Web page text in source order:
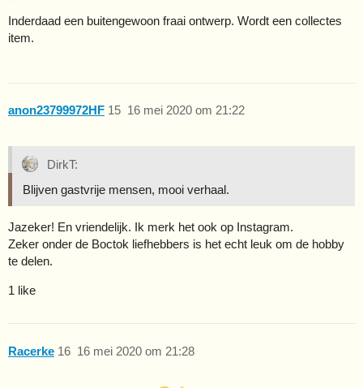
Inderdaad een buitengewoon fraai ontwerp. Wordt een collectes
item.
anon23799972HF 16 mei 2020 om 21:22
15
DirkT:
Blijven gastvrije mensen, mooi verhaal.
Jazeker! En vriendelijk. Ik merk het ook op Instagram.
Zeker onder de Boctok liefhebbers is het echt leuk om de hobby
te delen.
1 like
Racerke 16 mei 2020 om 21:28
16